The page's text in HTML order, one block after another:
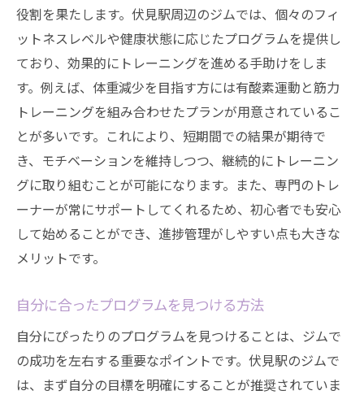
役割を果たします。伏見駅周辺のジムでは、個々のフィ
ットネスレベルや健康状態に応じたプログラムを提供し
ており、効果的にトレーニングを進める手助けをしま
す。例えば、体重減少を目指す方には有酸素運動と筋力
トレーニングを組み合わせたプランが用意されているこ
とが多いです。これにより、短期間での結果が期待で
き、モチベーションを維持しつつ、継続的にトレーニン
グに取り組むことが可能になります。また、専門のトレ
ーナーが常にサポートしてくれるため、初心者でも安心
して始めることができ、進捗管理がしやすい点も大きな
メリットです。
自分に合ったプログラムを見つける方法
自分にぴったりのプログラムを見つけることは、ジムで
の成功を左右する重要なポイントです。伏見駅のジムで
は、まず自分の目標を明確にすることが推奨されていま